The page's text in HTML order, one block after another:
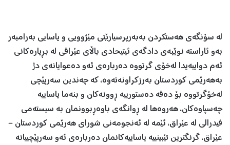
لە سۆنگەی هەستكردن بەبەرپرسیارێتی مێژوویی و یاسایی بەرامبەر
بەو ئاراستە نوێبەی دادگەی ئیتیحادی باڵای عێراقی لە بڕیارەكانی
ئەم دواییەیدا لەخۆی گرتووە دەربارەی ئەو دەعوایانەی دژ
بەهەرێمی كوردستان بەرزكراونەتەوە، كە چەندین سەرپێچی
لەخۆگرتووە بۆ دەقە دەستورییە ڕوونەكان و بنەما یاساییە
چەسپاوەكان، هەروەها لە ڕوانگەی باوەڕبوونمان بە سیستەمی
فیدرالی لە عێراق، ئێمە لە ئەنجومەنی شورای هەرێمی كوردستان –
عێراق، گرنگترین تێبینییە یاساییەكانمان دەربارەی ئەو سەرپێچییانە